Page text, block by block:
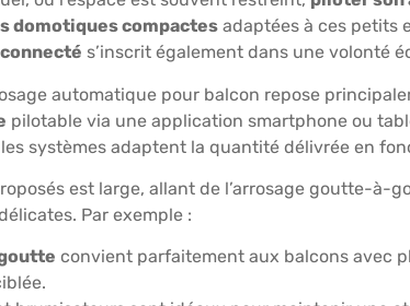
domotiques compactes adaptées à ces petits
s’inscrit également dans une volonté
automatique pour balcon repose
pilotable via une application smartphone ou
systèmes adaptent la quantité délivrée en
est large, allant de l’arrosage goutte-
Par exemple :
convient parfaitement aux balcons avec